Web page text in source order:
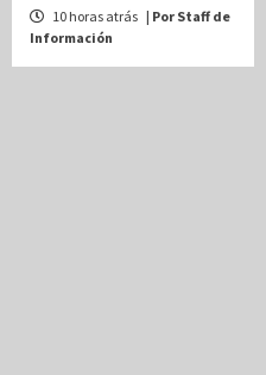
10 horas atrás | Por Staff de
Información